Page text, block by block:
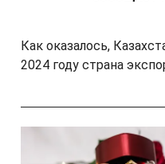
Как оказалось,
2024 году страна